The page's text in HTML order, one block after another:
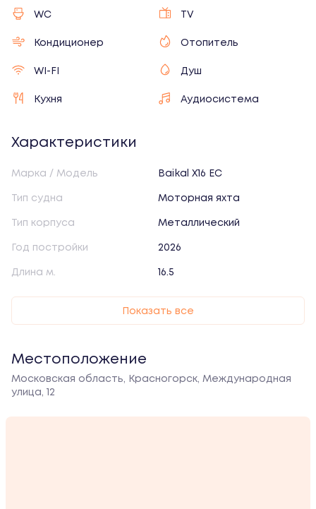
Создать аккаунт
Забыли пароль?
пользовательским соглашением
WC TV
Кондиционер Отопитель
WI-FI Душ
Кухня Аудиосистема
Характеристики
Марка / Модель Baikal X16 EC
Тип судна Моторная яхта
Тип корпуса Металлический
Год постройки 2026
Длина м. 16.5
Показать все
Местоположение
Московская область, Красногорск, Международная
улица, 12